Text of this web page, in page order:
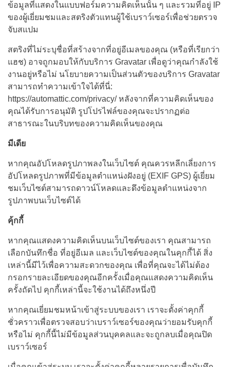
ข้อมูลที่แสดงในแบบฟอร์มความคิดเห็นนั้น ๆ และรวมที่อยู่ IP
ของผู้เยี่ยมชมและสตริงตัวแทนผู้ใช้เบราว์เซอร์เพื่อช่วยตรวจ
จับสแปม
สตริงที่ไม่ระบุชื่อที่สร้างจากที่อยู่อีเมลของคุณ (หรือที่เรียกว่า
แฮช) อาจถูกมอบให้กับบริการ Gravatar เพื่อดูว่าคุณกำลังใช้
งานอยู่หรือไม่ นโยบายความเป็นส่วนตัวของบริการ Gravatar
สามารถทำความเข้าใจได้ที่นี่:
https://automattic.com/privacy/ หลังจากที่ความคิดเห็นของ
คุณได้รับการอนุมัติ รูปโปรไฟล์ของคุณจะปรากฏต่อ
สาธารณะในบริบทของความคิดเห็นของคุณ
มีเดีย
หากคุณอัปโหลดรูปภาพลงในเว็บไซต์ คุณควรหลีกเลี่ยงการ
อัปโหลดรูปภาพที่มีข้อมูลตำแหน่งฝังอยู่ (EXIF GPS) ผู้เยี่ยม
ชมเว็บไซต์สามารถดาวน์โหลดและดึงข้อมูลตำแหน่งจาก
รูปภาพบนเว็บไซต์ได้
คุ้กกี้
หากคุณแสดงความคิดเห็นบนเว็บไซต์ของเรา คุณสามารถ
เลือกบันทึกชื่อ ที่อยู่อีเมล และเว็บไซต์ของคุณในคุกกี้ได้ สิ่ง
เหล่านี้มีไว้เพื่อความสะดวกของคุณ เพื่อที่คุณจะได้ไม่ต้อง
กรอกรายละเอียดของคุณอีกครั้งเมื่อคุณแสดงความคิดเห็น
ครั้งถัดไป คุกกี้เหล่านี้จะใช้งานได้ถึงหนึ่งปี
หากคุณเยี่ยมชมหน้าเข้าสู่ระบบของเรา เราจะตั้งค่าคุกกี้
ชั่วคราวเพื่อตรวจสอบว่าเบราว์เซอร์ของคุณว่ายอมรับคุกกี้
หรือไม่ คุกกี้นี้ไม่มีข้อมูลส่วนบุคคลและจะถูกลบเมื่อคุณปิด
เบราว์เซอร์